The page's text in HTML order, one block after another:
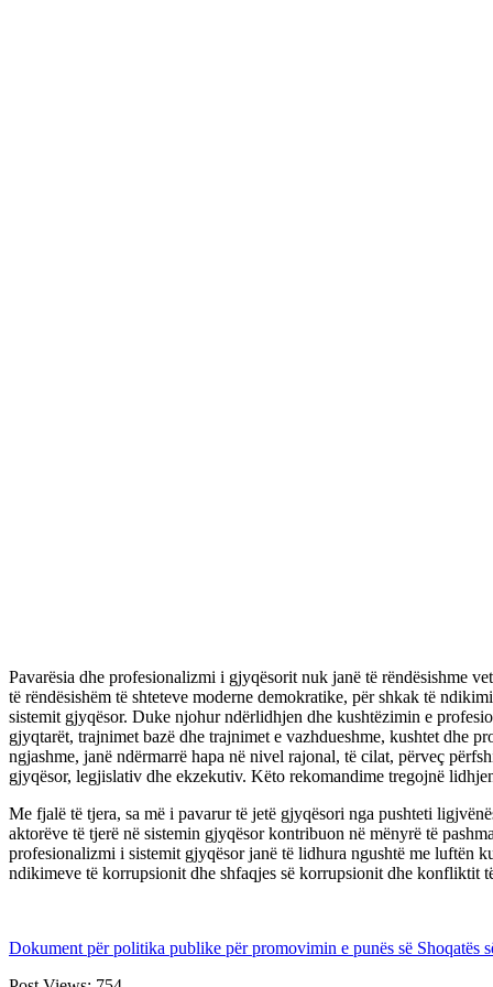
Pavarësia dhe profesionalizmi i gjyqësorit nuk janë të rëndësishme
të rëndësishëm të shteteve moderne demokratike, për shkak të
sistemit gjyqësor. Duke njohur ndërlidhjen dhe kushtëzimin e
gjyqtarët, trajnimet bazë dhe trajnimet e vazhdueshme, kushtet dhe
ngjashme, janë ndërmarrë hapa në nivel rajonal, të cilat, përveç
gjyqësor, legjislativ dhe ekzekutiv. Këto rekomandime tregojnë
Me fjalë të tjera, sa më i pavarur të jetë gjyqësori nga pushteti
aktorëve të tjerë në sistemin gjyqësor kontribuon në mënyrë të
profesionalizmi i sistemit gjyqësor janë të lidhura ngushtë me luftën
ndikimeve të korrupsionit dhe shfaqjes së korrupsionit dhe konfliktit
Dokument për politika publike për promovimin e punës së Shoqatës